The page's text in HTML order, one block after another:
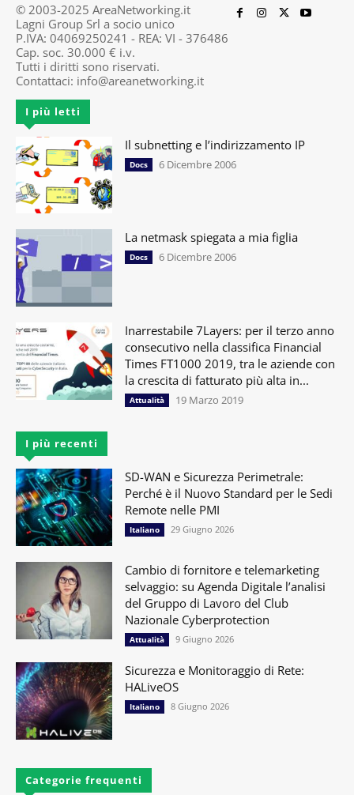
© 2003-2025 AreaNetworking.it
Lagni Group Srl a socio unico
P.IVA: 04069250241 - REA: VI - 376486
Cap. soc. 30.000 € i.v.
Tutti i diritti sono riservati.
Contattaci: info@areanetworking.it
I più letti
Il subnetting e l’indirizzamento IP
Docs 6 Dicembre 2006
La netmask spiegata a mia figlia
Docs 6 Dicembre 2006
Inarrestabile 7Layers: per il terzo anno
consecutivo nella classifica Financial
Times FT1000 2019, tra le aziende con
la crescita di fatturato più alta in...
Attualità 19 Marzo 2019
I più recenti
SD-WAN e Sicurezza Perimetrale:
Perché è il Nuovo Standard per le Sedi
Remote nelle PMI
Italiano 29 Giugno 2026
Cambio di fornitore e telemarketing
selvaggio: su Agenda Digitale l’analisi
del Gruppo di Lavoro del Club
Nazionale Cyberprotection
Attualità 9 Giugno 2026
Sicurezza e Monitoraggio di Rete:
HALiveOS
Italiano 8 Giugno 2026
Categorie frequenti